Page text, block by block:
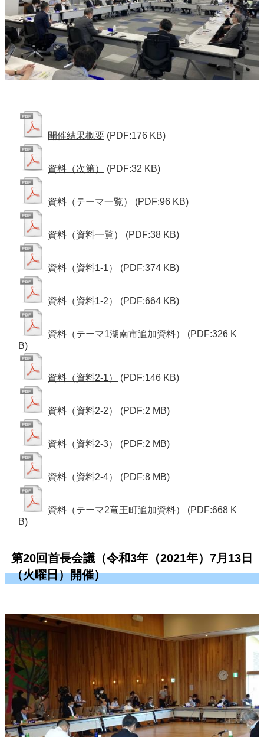
開催結果概要 (PDF:176 KB)
資料（次第） (PDF:32 KB)
資料（テーマ一覧） (PDF:96 KB)
資料（資料一覧） (PDF:38 KB)
資料（資料1-1） (PDF:374 KB)
資料（資料1-2） (PDF:664 KB)
資料（テーマ1湖南市追加資料）
(PDF:326 K
B)
資料（資料2-1） (PDF:146 KB)
資料（資料2-2） (PDF:2 MB)
資料（資料2-3） (PDF:2 MB)
資料（資料2-4） (PDF:8 MB)
資料（テーマ2竜王町追加資料）
(PDF:668 K
B)
第20回首長会議（令和3年（2021年）7月13日
（火曜日）開催）